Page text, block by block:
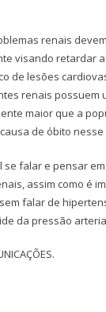
renais
visando retardar
de lesões
renais possuem
maior que a
de óbito
se falar e pensar
assim como é
falar de
da pressão